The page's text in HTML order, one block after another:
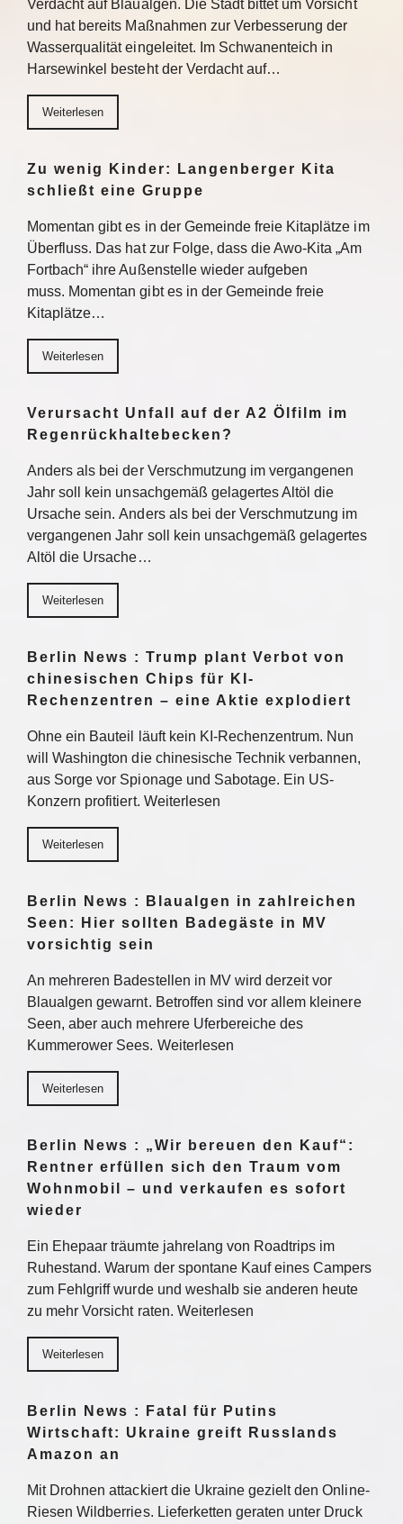
Verdacht auf Blaualgen. Die Stadt bittet um Vorsicht
und hat bereits Maßnahmen zur Verbesserung der
Wasserqualität eingeleitet. Im Schwanenteich in
Harsewinkel besteht der Verdacht auf…
Weiterlesen
Zu wenig Kinder: Langenberger Kita
schließt eine Gruppe
Momentan gibt es in der Gemeinde freie Kitaplätze im
Überfluss. Das hat zur Folge, dass die Awo-Kita „Am
Fortbach“ ihre Außenstelle wieder aufgeben
muss. Momentan gibt es in der Gemeinde freie
Kitaplätze…
Weiterlesen
Verursacht Unfall auf der A2 Ölfilm im
Regenrückhaltebecken?
Anders als bei der Verschmutzung im vergangenen
Jahr soll kein unsachgemäß gelagertes Altöl die
Ursache sein. Anders als bei der Verschmutzung im
vergangenen Jahr soll kein unsachgemäß gelagertes
Altöl die Ursache…
Weiterlesen
Berlin News : Trump plant Verbot von
chinesischen Chips für KI-
Rechenzentren – eine Aktie explodiert
Ohne ein Bauteil läuft kein KI-Rechenzentrum. Nun
will Washington die chinesische Technik verbannen,
aus Sorge vor Spionage und Sabotage. Ein US-
Konzern profitiert. Weiterlesen
Weiterlesen
Berlin News : Blaualgen in zahlreichen
Seen: Hier sollten Badegäste in MV
vorsichtig sein
An mehreren Badestellen in MV wird derzeit vor
Blaualgen gewarnt. Betroffen sind vor allem kleinere
Seen, aber auch mehrere Uferbereiche des
Kummerower Sees. Weiterlesen
Weiterlesen
Berlin News : „Wir bereuen den Kauf“:
Rentner erfüllen sich den Traum vom
Wohnmobil – und verkaufen es sofort
wieder
Ein Ehepaar träumte jahrelang von Roadtrips im
Ruhestand. Warum der spontane Kauf eines Campers
zum Fehlgriff wurde und weshalb sie anderen heute
zu mehr Vorsicht raten. Weiterlesen
Weiterlesen
Berlin News : Fatal für Putins
Wirtschaft: Ukraine greift Russlands
Amazon an
Mit Drohnen attackiert die Ukraine gezielt den Online-
Riesen Wildberries. Lieferketten geraten unter Druck